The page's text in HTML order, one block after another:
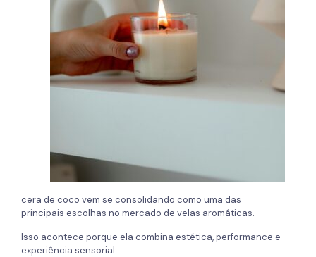
cera de coco vem se consolidando como uma das
principais escolhas no mercado de velas aromáticas.
Isso acontece porque ela combina estética, performance e
experiência sensorial.